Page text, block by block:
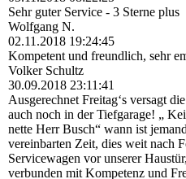
Sehr guter Service - 3 Sterne plus
Wolfgang N.
02.11.2018 19:24:45
Kompetent und freundlich, sehr
Volker Schultz
30.09.2018 23:11:41
Ausgerechnet Freitag‘s versagt
auch noch in der Tiefgarage! „
nette Herr Busch“ wann ist
vereinbarten Zeit, dies weit nach
Servicewagen vor unserer
verbunden mit Kompetenz und